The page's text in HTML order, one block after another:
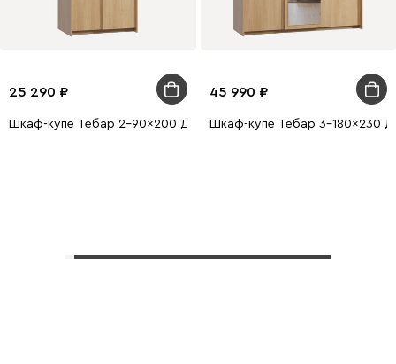
25 290
Шкаф-купе Тебар 2-90x200 Дуб Барбера без зеркал
45 990
Шкаф-купе Тебар 3-180x230